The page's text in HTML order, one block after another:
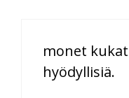
monet
hyödyllisiä.